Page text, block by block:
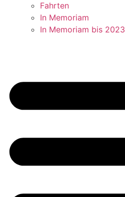
Fahrten
In Memoriam
In Memoriam bis 2023